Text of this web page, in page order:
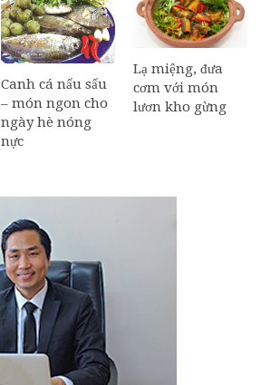
Canh cá nấu sấu
– món ngon cho
ngày hè nóng
nực
Lạ miệng, đưa
cơm với món
lươn kho gừng